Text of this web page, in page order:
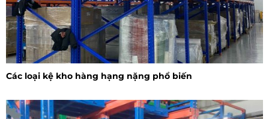
Các loại kệ kho hàng hạng nặng phổ biến